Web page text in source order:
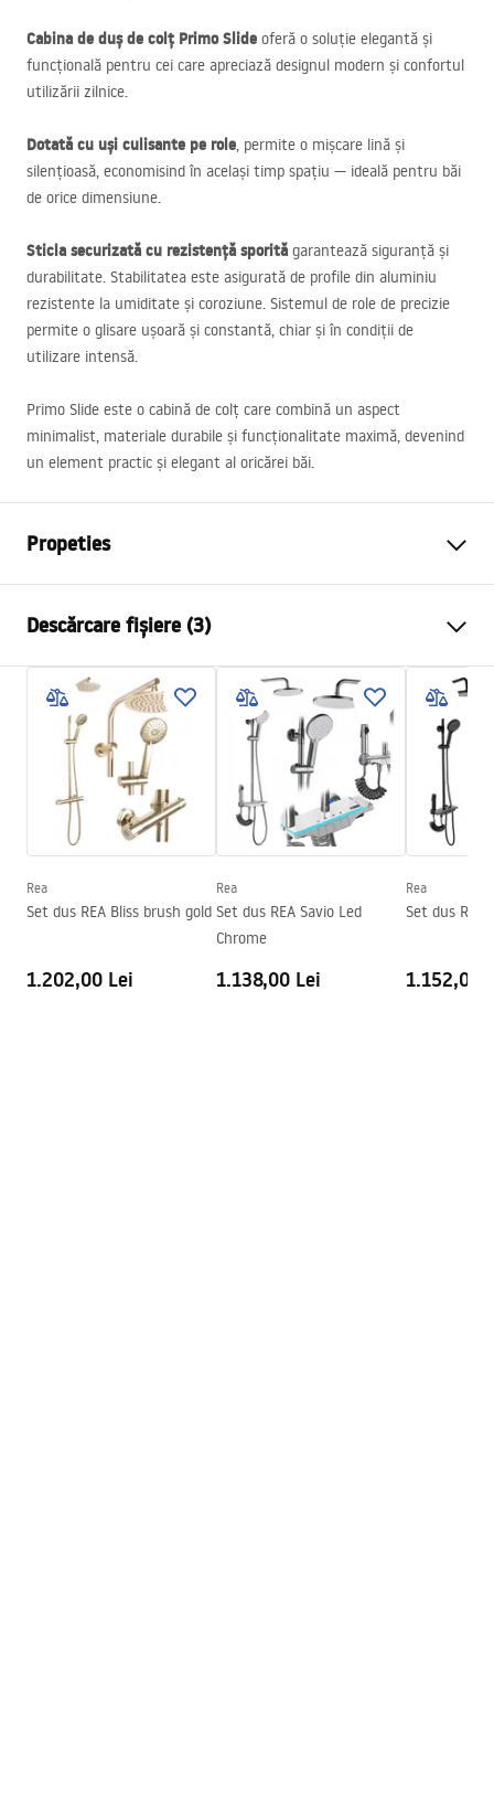
Cabina de duș de colț Primo Slide oferă o soluție elegantă și
funcțională pentru cei care apreciază designul modern și confortul
utilizării zilnice.
Dotată cu uși culisante pe role, permite o mișcare lină și
silențioasă, economisind în același timp spațiu — ideală pentru băi
de orice dimensiune.
Sticla securizată cu rezistență sporită garantează siguranță și
durabilitate. Stabilitatea este asigurată de profile din aluminiu
rezistente la umiditate și coroziune. Sistemul de role de precizie
permite o glisare ușoară și constantă, chiar și în condiții de
utilizare intensă.
Primo Slide este o cabină de colț care combină un aspect
minimalist, materiale durabile și funcționalitate maximă, devenind
un element practic și elegant al oricărei băi.
Propeties
Culoare
Tip cabina
De colt
Culoare sticla
Transparent 4mm
Tip de deschidere
Culisant
Primo
Montaj
de cada sau de podea
Inaltime (mm)
1900mm
Directie cabina
Garantie
24 luni
Descărcare fișiere (3)
Warunki bezpieczeństwa
WARUNKI BEZPIECZENSTWA KABINY DRZWI
PARAWANY.pdf
Instrucțiuni de montaj
Kabina Primo Slide.pdf
Rea
Set dus REA Bliss brush gold
1.202,00 Lei
Rea
Set dus REA Savio Led
Chrome
1.138,00 Lei
Rea
Set dus REA
1.152,00